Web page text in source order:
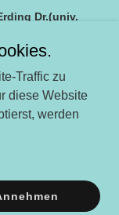
Dr.(univ.
Traffic zu
diese Website
werden